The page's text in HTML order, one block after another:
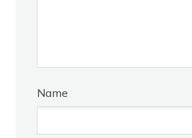
Name